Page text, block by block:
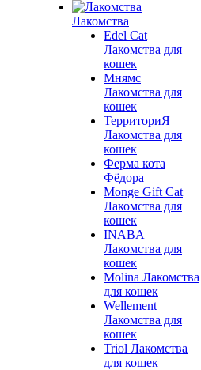
Лакомства
Edel Cat
Лакомства для
кошек
Мнямс
Лакомства для
кошек
ТерриториЯ
Лакомства для
кошек
Ферма кота
Фёдора
Monge Gift Cat
Лакомства для
кошек
INABA
Лакомства для
кошек
Molina Лакомства
для кошек
Wellement
Лакомства для
кошек
Triol Лакомства
для кошек